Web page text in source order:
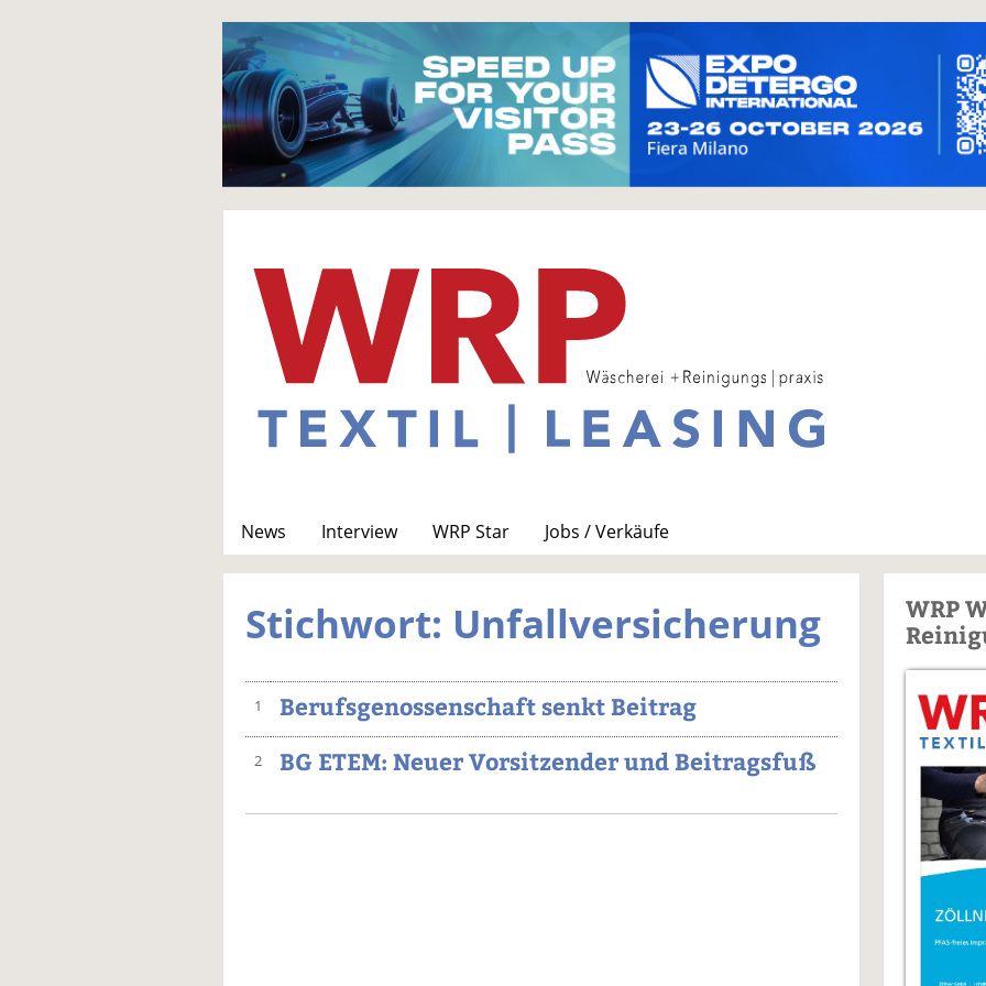
News Interview WRP Star
Jobs / Verkäufe
Stichwort: Unfallversicherung
1 Berufsgenossenschaft senkt Beitrag
2 BG ETEM: Neuer Vorsitzender und Beitragsfuß
WRP